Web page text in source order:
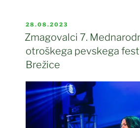
OBJAVLJENO
DNE
28.08.2023
Zmagovalci 7.
otroškega pevskega
Brežice